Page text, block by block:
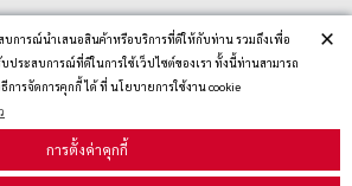
บการณ์นำเสนอสินค้าหรือบริการที่ดีให้กับท่าน รวมถึงเพื่อ
ระสบการณ์ที่ดีในการใช้เว็ปไซต์ของเรา ทั้งนี้ท่านสามารถ
ารจัดการคุกกี้ ได้ ที่ นโยบายการใช้งาน cookie
การตั้งค่าคุกกี้
×